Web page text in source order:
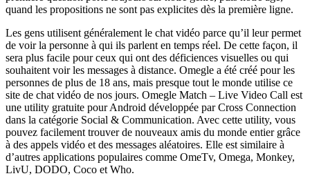
quand les propositions ne sont pas explicites dès la première ligne.
Les gens utilisent généralement le chat vidéo parce qu’il leur permet
de voir la personne à qui ils parlent en temps réel. De cette façon, il
sera plus facile pour ceux qui ont des déficiences visuelles ou qui
souhaitent voir les messages à distance. Omegle a été créé pour les
personnes de plus de 18 ans, mais presque tout le monde utilise ce
site de chat vidéo de nos jours. Omegle Match – Live Video Call est
une utility gratuite pour Android développée par Cross Connection
dans la catégorie Social & Communication. Avec cette utility, vous
pouvez facilement trouver de nouveaux amis du monde entier grâce
à des appels vidéo et des messages aléatoires. Elle est similaire à
d’autres applications populaires comme OmeTv, Omega, Monkey,
LivU, DODO, Coco et Who.